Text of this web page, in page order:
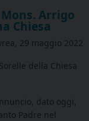
Arrigo
Chiesa
29 maggio 2022
della Chiesa
dato oggi,
Padre nel